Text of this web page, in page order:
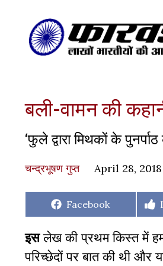
बली-वामन की
‘फुले द्वारा मिथकों के
चन्द्रभूषण गुप्त April 28, 2018
Share
Facebook
इसलेख की प्रथम किस्त में हमने
परिच्छेदों पर बात की थी और